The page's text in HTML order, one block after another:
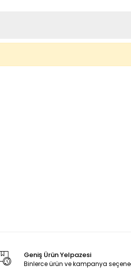
Geniş Ürün Yelpazesi
Binlerce ürün ve kampanya